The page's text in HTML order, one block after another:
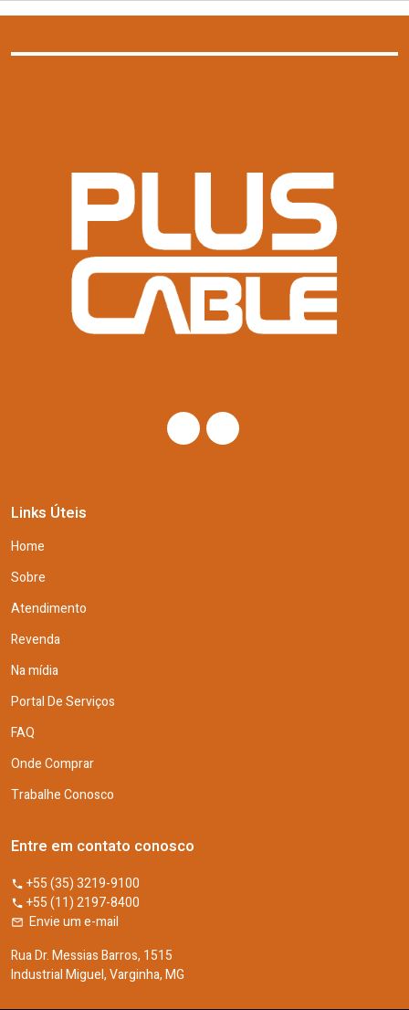
Links Úteis
Home
Sobre
Atendimento
Revenda
Na mídia
Portal De Serviços
FAQ
Onde Comprar
Trabalhe Conosco
Entre em contato conosco
+55 (35) 3219-9100
+55 (11) 2197-8400
Envie um e-mail
Rua Dr. Messias Barros, 1515
Industrial Miguel, Varginha, MG